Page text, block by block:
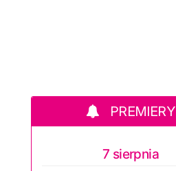
PREMIERY
7 sierpnia